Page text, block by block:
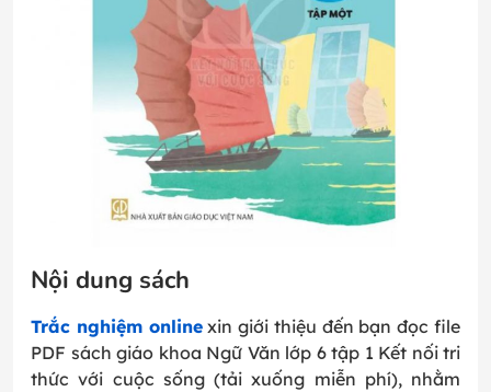
Nội dung sách
Trắc nghiệm onlinexin giới thiệu đến bạn đọc file
PDF sách giáo khoa Ngữ Văn lớp 6 tập 1 Kết nối tri
thức với cuộc sống (tải xuống miễn phí), nhằm